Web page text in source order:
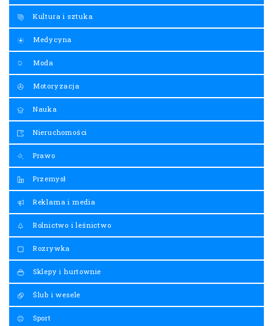
Kultura i sztuka
Medycyna
Moda
Motoryzacja
Nauka
Nieruchomości
Prawo
Przemysł
Reklama i media
Rolnictwo i leśnictwo
Rozrywka
Sklepy i hurtownie
Ślub i wesele
Sport